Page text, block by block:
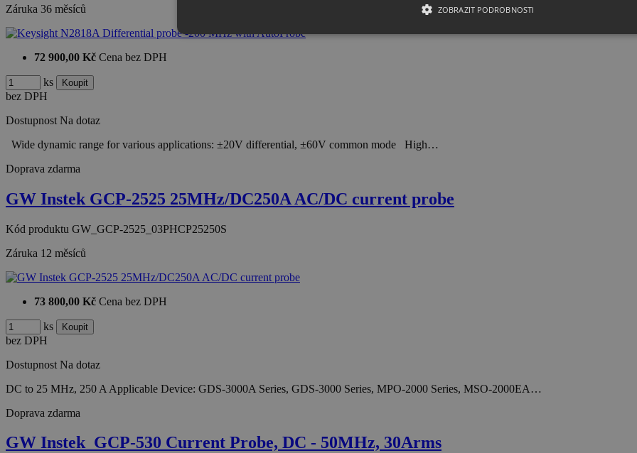
Záruka 36 měsíců
72 900,00 Kč Cena bez DPH
ks
bez DPH
Dostupnost Na dotaz
Wide dynamic range for various applications: ±20V differential, ±60V common mode High…
Doprava zdarma
GW Instek GCP-2525 25MHz/DC250A AC/DC current probe
Kód produktu GW_GCP-2525_03PHCP25250S
Záruka 12 měsíců
73 800,00 Kč Cena bez DPH
ks
bez DPH
Dostupnost Na dotaz
DC to 25 MHz, 250 A Applicable Device: GDS-3000A Series, GDS-3000 Series, MPO-2000 Series, MSO-2000EA…
Doprava zdarma
GW Instek_GCP-530 Current Probe, DC - 50MHz, 30Arms
ZOBRAZIT PODROBNOSTI